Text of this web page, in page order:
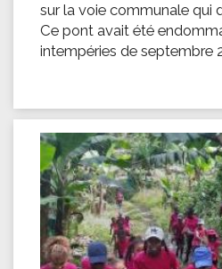
sur la voie communale qui
Ce pont avait été
intempéries de septembre